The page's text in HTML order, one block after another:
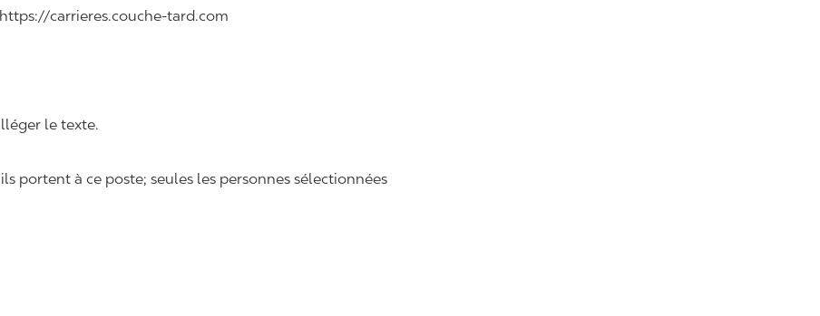
carrieres.couche-tard.com
le texte.
portent à ce poste; seules les personnes sélectionnées